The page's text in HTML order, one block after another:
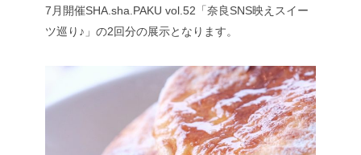
7月開催SHA.sha.PAKU vol.52「奈良SNS映えスイー
ツ巡り♪」の2回分の展示となります。